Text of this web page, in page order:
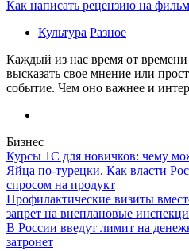
Как написать рецензию на
Культура Разное
Каждый из нас время от
высказать свое мнение или
событие. Чем оно важнее и
Бизнес
Курсы 1С для новичков: чему
Яйца по-турецки. Как власти
спросом на продукт
Профилактические визиты
запрет на внеплановые
В России введут лимит на
затронет